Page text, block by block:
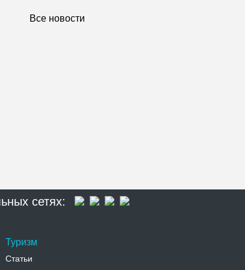
Все новости
сетях:
Туризм
Статьи